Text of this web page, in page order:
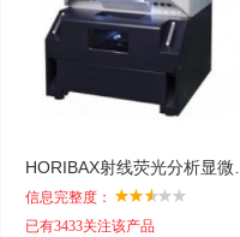
信息完整度：
已有3433关注该产品